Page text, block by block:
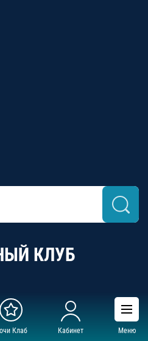
Клаб Кабинет Меню
КЛУБ